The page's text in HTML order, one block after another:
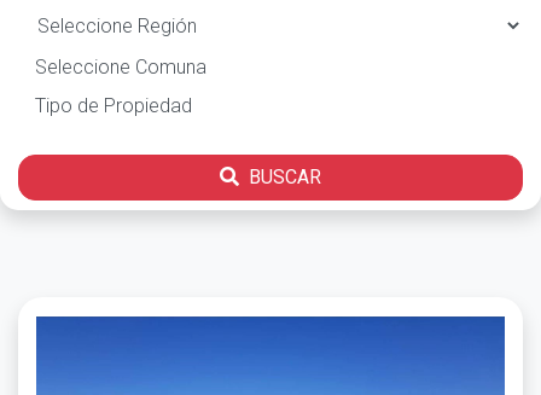
BUSCAR